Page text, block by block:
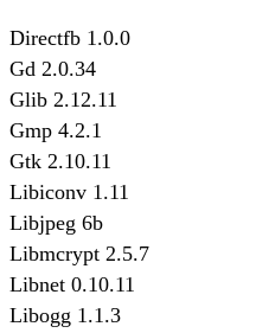
Directfb 1.0.0
Gd 2.0.34
Glib 2.12.11
Gmp 4.2.1
Gtk 2.10.11
Libiconv 1.11
Libjpeg 6b
Libmcrypt 2.5.7
Libnet 0.10.11
Libogg 1.1.3